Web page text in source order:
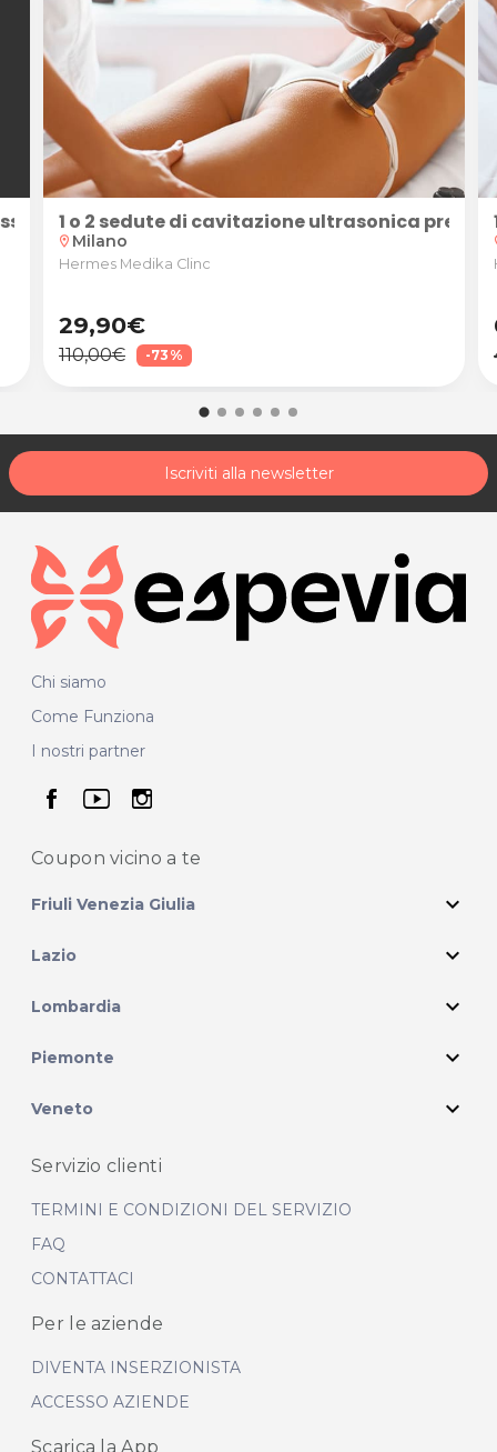
Hermes Medika Clinc
1 o 2 sedute di cavitazione ultrasonica presso
location_on Milano
Hermes Medika Clinc
29,90€
110,00€ -73%
Iscriviti alla newsletter
Chi siamo
Come Funziona
I nostri partner
seguici su facebook
seguici su youtube
seguici su instagram
Coupon vicino a te
Friuli Venezia Giulia expand_more
Lazio expand_more
Lombardia expand_more
Piemonte expand_more
Veneto expand_more
Servizio clienti
TERMINI E CONDIZIONI DEL SERVIZIO
FAQ
CONTATTACI
Per le aziende
DIVENTA INSERZIONISTA
ACCESSO AZIENDE
Scarica la App